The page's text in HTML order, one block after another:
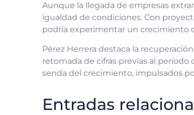
Aunque la llegada de empresas
igualdad de condiciones. Con
podría experimentar un crecimiento
Pérez Herrera destaca la
retomada de cifras previas al
senda del crecimiento, impulsados
Entradas